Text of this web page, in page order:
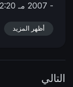
- 2007 مـ
02:20
p=52081
أظهر المزيد
التالي